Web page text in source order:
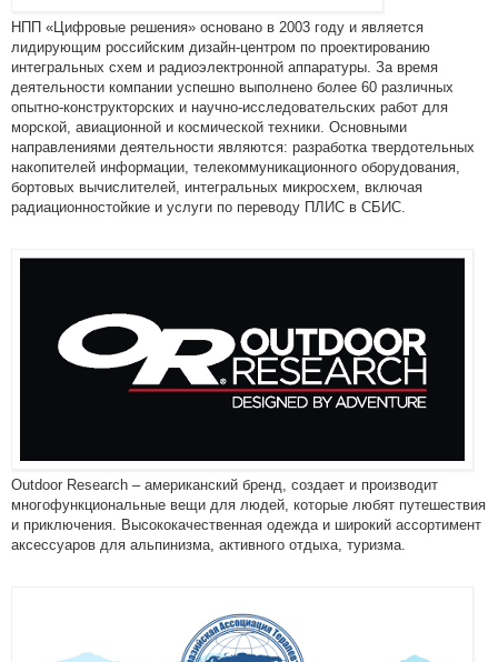
НПП «Цифровые решения» основано в 2003 году и является
лидирующим российским дизайн-центром по проектированию
интегральных схем и радиоэлектронной аппаратуры. За время
деятельности компании успешно выполнено более 60 различных
опытно-конструкторских и научно-исследовательских работ для
морской, авиационной и космической техники. Основными
направлениями деятельности являются: разработка твердотельных
накопителей информации, телекоммуникационного оборудования,
бортовых вычислителей, интегральных микросхем, включая
радиационностойкие и услуги по переводу ПЛИС в СБИС.
Outdoor Research – американский бренд, создает и производит
многофункциональные вещи для людей, которые любят путешествия
и приключения. Высококачественная одежда и широкий ассортимент
аксессуаров для альпинизма, активного отдыха, туризма.